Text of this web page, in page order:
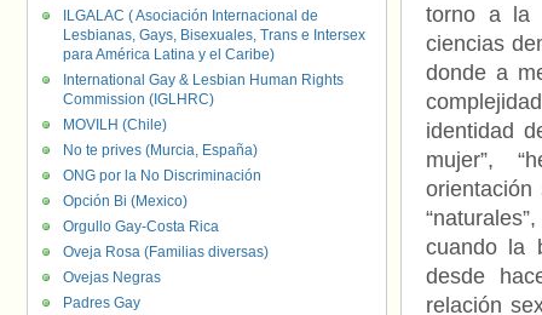
torno a la
ciencias
donde a
identidad
mujer”,
cuando la
desde
relación
ILGALAC ( Asociación Internacional de
Lesbianas, Gays, Bisexuales, Trans e Intersex
para América Latina y el Caribe)
International Gay & Lesbian Human Rights
Commission (IGLHRC)
MOVILH (Chile)
No te prives (Murcia, España)
ONG por la No Discriminación
Opción Bi (Mexico)
Orgullo Gay-Costa Rica
Oveja Rosa (Familias diversas)
Ovejas Negras
Padres Gay